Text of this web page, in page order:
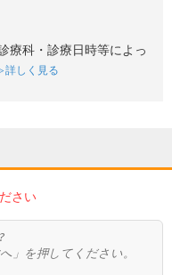
療科・診療日時等によっ
詳しく見る
さい